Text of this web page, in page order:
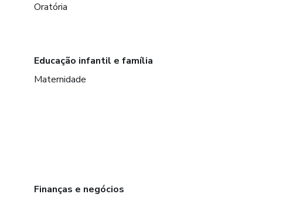
Oratória
Educação infantil e família
Maternidade
Finanças e negócios